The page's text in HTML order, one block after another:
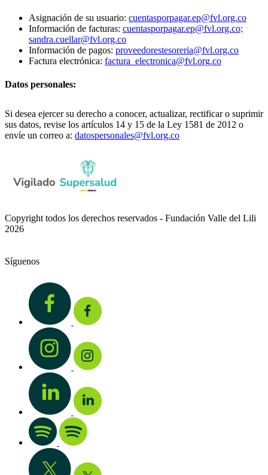
Asignación de su usuario: cuentasporpagar.ep@fvl.org.co
Información de facturas: cuentasporpagar.ep@fvl.org.co;
sandra.cuellar@fvl.org.co
Información de pagos: proveedorestesoreria@fvl.org.co
Factura electrónica: factura_electronica@fvl.org.co
Datos personales:
Si desea ejercer su derecho a conocer, actualizar, rectificar o suprimir
sus datos, revise los artículos 14 y 15 de la Ley 1581 de 2012 o
envíe un correo a: datospersonales@fvl.org.co
Copyright todos los derechos reservados - Fundación Valle del Lili
2026
Síguenos